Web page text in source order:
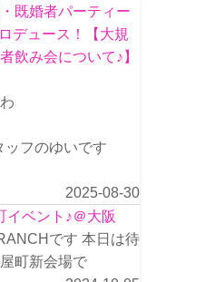
既婚者パーティー
デュース！【大規
飲み会について♪】
ッフのゆいです
2025-08-30
イベント♪＠大阪
です 本日は待
町新会場で